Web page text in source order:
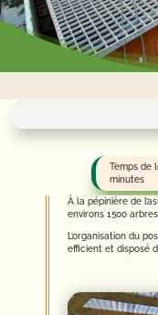
À la pépinière de
environs 1500
L’organisation du
efficient et disposé